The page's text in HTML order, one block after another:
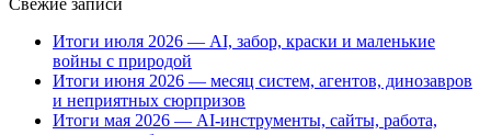
Свежие записи
Итоги июля 2026 — AI, забор, краски и маленькие
войны с природой
Итоги июня 2026 — месяц систем, агентов, динозавров
и неприятных сюрпризов
Итоги мая 2026 — AI-инструменты, сайты, работа,